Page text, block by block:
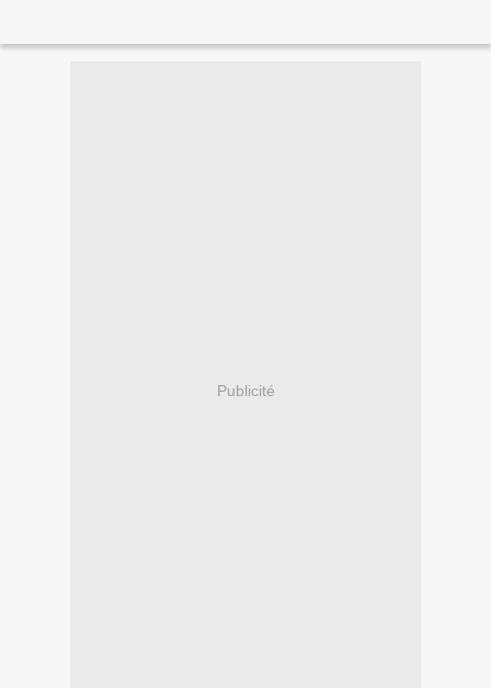
Publicité